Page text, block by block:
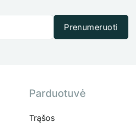
Prenumeruoti
Parduotuvė
Trąšos